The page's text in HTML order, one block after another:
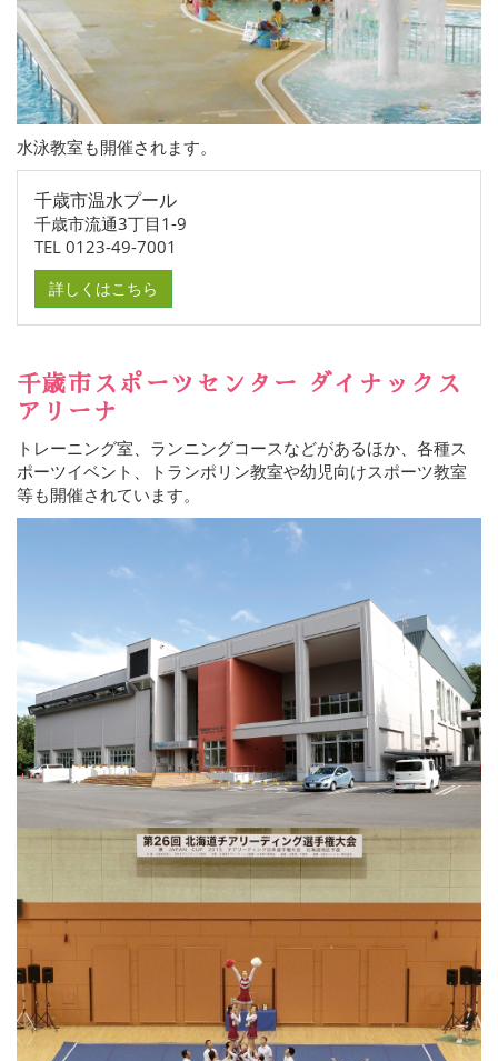
水泳教室も開催されます。
千歳市温水プール
千歳市流通3丁目1-9
TEL 0123-49-7001
詳しくはこちら
千歳市スポーツセンター ダイナックス
アリーナ
トレーニング室、ランニングコースなどがあるほか、各種ス
ポーツイベント、トランポリン教室や幼児向けスポーツ教室
等も開催されています。